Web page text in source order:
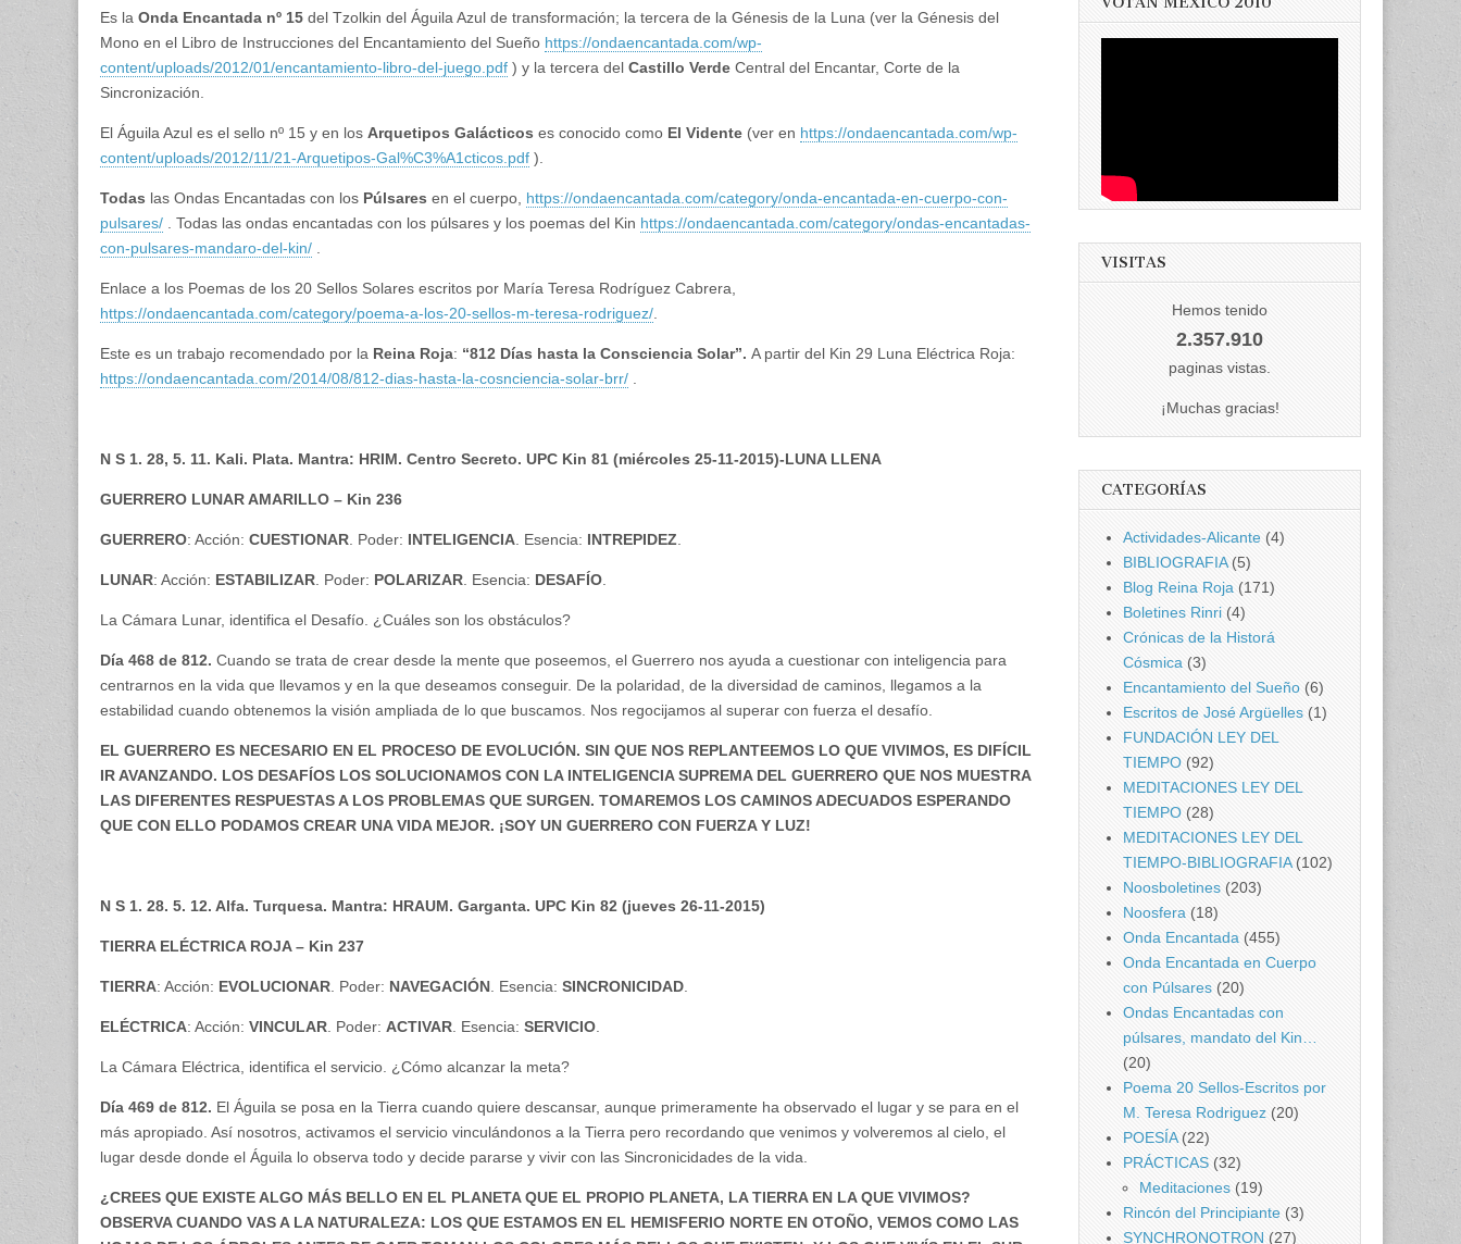
Es la Onda Encantada nº 15 del Tzolkin del Águila Azul de transformación; la tercera de la Génesis de la Luna (ver la Génesis del
Mono en el Libro de Instrucciones del Encantamiento del Sueño https://ondaencantada.com/wp-
content/uploads/2012/01/encantamiento-libro-del-juego.pdf ) y la tercera del Castillo Verde Central del Encantar, Corte de la
Sincronización.
El Águila Azul es el sello nº 15 y en los Arquetipos Galácticos es conocido como El Vidente (ver en https://ondaencantada.com/wp-
content/uploads/2012/11/21-Arquetipos-Gal%C3%A1cticos.pdf ).
Todas las Ondas Encantadas con los Púlsares en el cuerpo, https://ondaencantada.com/category/onda-encantada-en-cuerpo-con-
pulsares/ . Todas las ondas encantadas con los púlsares y los poemas del Kin https://ondaencantada.com/category/ondas-encantadas-
con-pulsares-mandaro-del-kin/
Enlace a los Poemas de los 20 Sellos Solares escritos por María Teresa Rodríguez Cabrera,
https://ondaencantada.com/category/poema-a-los-20-sellos-m-teresa-rodriguez/
Este es un trabajo recomendado por la Reina Roja: “812 Días hasta la Consciencia Solar”. A partir del Kin 29 Luna Eléctrica Roja:
https://ondaencantada.com/2014/08/812-dias-hasta-la-cosnciencia-solar-brr/
N S 1. 28, 5. 11. Kali. Plata. Mantra: HRIM. Centro Secreto. UPC Kin 81 (miércoles 25-11-2015)-LUNA LLENA
GUERRERO LUNAR AMARILLO – Kin 236
GUERRERO: Acción: CUESTIONAR . Poder: INTELIGENCIA . Esencia: INTREPIDEZ
LUNAR: Acción: ESTABILIZAR . Poder: POLARIZAR . Esencia: DESAFÍO
La Cámara Lunar, identifica el Desafío. ¿Cuáles son los obstáculos?
Día 468 de 812. Cuando se trata de crear desde la mente que poseemos, el Guerrero nos ayuda a cuestionar con inteligencia para
centrarnos en la vida que llevamos y en la que deseamos conseguir. De la polaridad, de la diversidad de caminos, llegamos a la
estabilidad cuando obtenemos la visión ampliada de lo que buscamos. Nos regocijamos al superar con fuerza el desafío.
EL GUERRERO ES NECESARIO EN EL PROCESO DE EVOLUCIÓN. SIN QUE NOS REPLANTEEMOS LO QUE VIVIMOS, ES DIFÍCIL
IR AVANZANDO. LOS DESAFÍOS LOS SOLUCIONAMOS CON LA INTELIGENCIA SUPREMA DEL GUERRERO QUE NOS MUESTRA
LAS DIFERENTES RESPUESTAS A LOS PROBLEMAS QUE SURGEN. TOMAREMOS LOS CAMINOS ADECUADOS ESPERANDO
QUE CON ELLO PODAMOS CREAR UNA VIDA MEJOR. ¡SOY UN GUERRERO CON FUERZA Y LUZ!
N S 1. 28. 5. 12. Alfa. Turquesa. Mantra: HRAUM. Garganta. UPC Kin 82 (jueves 26-11-2015)
TIERRA ELÉCTRICA ROJA – Kin 237
TIERRA: Acción: EVOLUCIONAR . Poder: NAVEGACIÓN . Esencia: SINCRONICIDAD
ELÉCTRICA: Acción: VINCULAR . Poder: ACTIVAR . Esencia: SERVICIO
La Cámara Eléctrica, identifica el servicio. ¿Cómo alcanzar la meta?
Día 469 de 812. El Águila se posa en la Tierra cuando quiere descansar, aunque primeramente ha observado el lugar y se para en el
más apropiado. Así nosotros, activamos el servicio vinculándonos a la Tierra pero recordando que venimos y volveremos al cielo, el
lugar desde donde el Águila lo observa todo y decide pararse y vivir con las Sincronicidades de la vida.
¿CREES QUE EXISTE ALGO MÁS BELLO EN EL PLANETA QUE EL PROPIO PLANETA, LA TIERRA EN LA QUE VIVIMOS?
OBSERVA CUANDO VAS A LA NATURALEZA: LOS QUE ESTAMOS EN EL HEMISFERIO NORTE EN OTOÑO, VEMOS COMO LAS
VISITAS
Hemos tenido
2.357.910
paginas vistas.
¡Muchas gracias!
CATEGORÍAS
Actividades-Alicante (4)
BIBLIOGRAFIA(5)
Blog Reina Roja (171)
Boletines Rinri (4)
Crónicas de la Historá
Cósmica (3)
Encantamiento del Sueño (6)
Escritos de José Argüelles (1)
FUNDACIÓN LEY DEL
TIEMPO (92)
MEDITACIONES LEY DEL
TIEMPO (28)
MEDITACIONES LEY DEL
TIEMPO-BIBLIOGRAFIA(102)
Noosboletines (203)
Noosfera (18)
Onda Encantada (455)
Onda Encantada en Cuerpo
con Púlsares (20)
Ondas Encantadas con
púlsares, mandato del Kin…
(20)
Poema 20 Sellos-Escritos por
M. Teresa Rodriguez (20)
POESÍA(22)
PRÁCTICAS (32)
Meditaciones (19)
Rincón del Principiante (3)
SYNCHRONOTRON (27)